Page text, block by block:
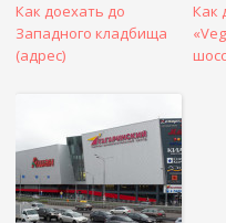
Как доехать до
Западного кладбища
(адрес)
Как